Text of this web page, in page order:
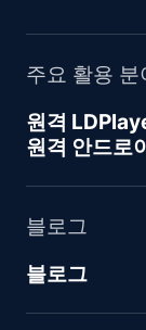
주요 활용 분
원격
원격 안드로
블로그
블로그